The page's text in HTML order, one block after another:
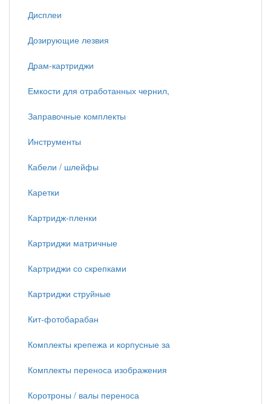
Дисплеи
Дозирующие лезвия
Драм-картриджи
Емкости для отработанных чернил,
Заправочные комплекты
Инструменты
Кабели / шлейфы
Каретки
Картридж-пленки
Картриджи матричные
Картриджи со скрепками
Картриджи струйные
Кит-фотобарабан
Комплекты крепежа и корпусные за
Комплекты переноса изображения
Коротроны / валы переноса